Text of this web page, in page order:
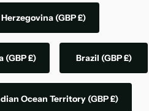
(GBP £)
(GBP £) Brazil (GBP £)
Ocean Territory (GBP £)